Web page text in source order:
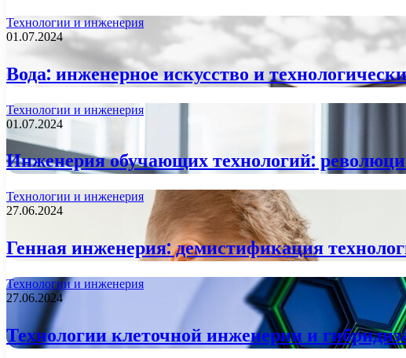
Технологии и инженерия
01.07.2024
Вода: инженерное искусство и
Технологии и инженерия
01.07.2024
Инженерия обучающих технологий:
Технологии и инженерия
27.06.2024
Генная инженерия: демистификация
Технологии и инженерия
27.06.2024
Технологии клеточной инженерии и